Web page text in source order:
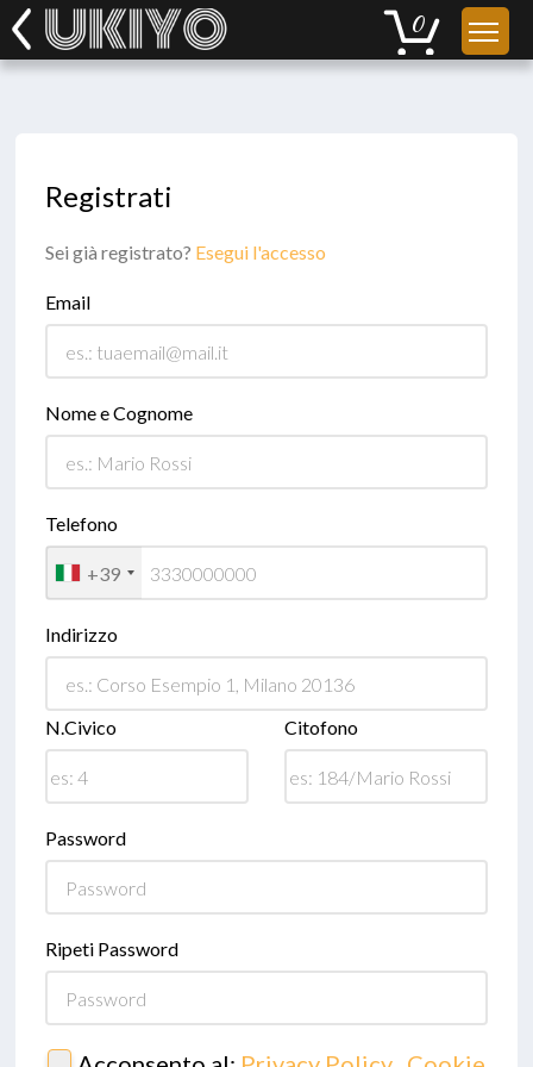
Registrati
Sei già registrato? Esegui l'accesso
Email
Nome e Cognome
Telefono
+39
Indirizzo
N.Civico Citofono
Password
Ripeti Password